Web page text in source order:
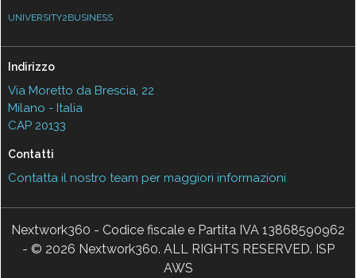
UNIVERSITY2BUSINESS
Indirizzo
Via Moretto da Brescia, 22
Milano - Italia
CAP 20133
Contatti
Contatta il nostro team per maggiori informazioni
Nextwork360 - Codice fiscale e Partita IVA 13868590962
- © 2026 Nextwork360. ALL RIGHTS RESERVED. ISP
AWS